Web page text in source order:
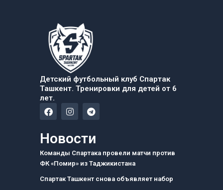
Детский футбольный клуб Спартак
Ташкент. Тренировки для детей от 6
лет.
F
a
e
b
o
k
I
n
a
g
r
a
m
T
e
g
a
m
Новости
Команды Спартака провели матчи против
ФК «Помир» из Таджикистана
Спартак Ташкент снова объявляет набор